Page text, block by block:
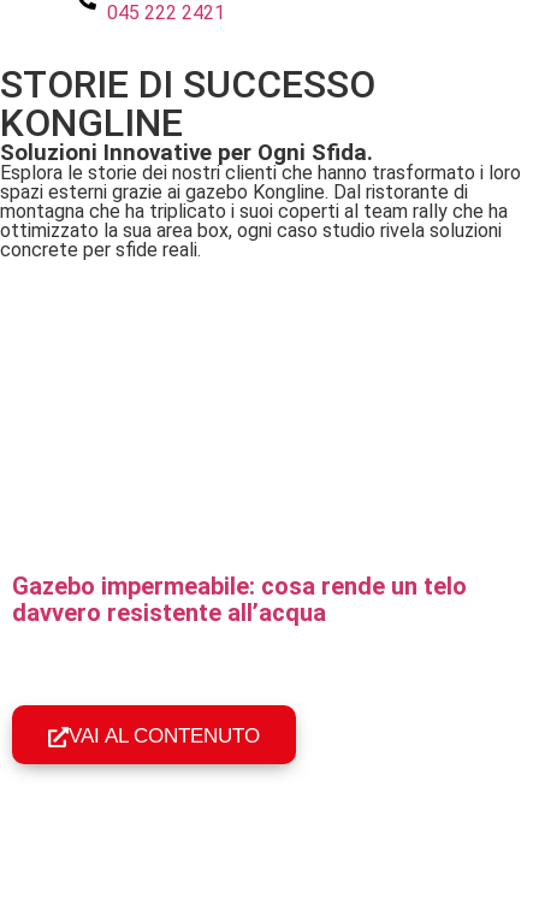
045 222 2421
STORIE DI SUCCESSO
KONGLINE
Soluzioni Innovative per Ogni Sfida.
Esplora le storie dei nostri clienti che hanno trasformato i loro
spazi esterni grazie ai gazebo Kongline. Dal ristorante di
montagna che ha triplicato i suoi coperti al team rally che ha
ottimizzato la sua area box, ogni caso studio rivela soluzioni
concrete per sfide reali.
Gazebo impermeabile: cosa rende un telo
davvero resistente all’acqua
VAI AL CONTENUTO